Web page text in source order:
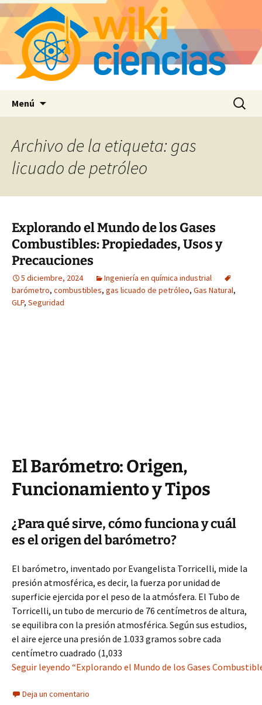
Menú Buscar:
Archivo de la etiqueta: gas
licuado de petróleo
Explorando el Mundo de los Gases
Combustibles: Propiedades, Usos y
Precauciones
5 diciembre, 2024
Ingeniería en química industrial
barómetro, combustibles, gas licuado de petróleo, Gas Natural,
GLP, Seguridad
El Barómetro: Origen,
Funcionamiento y Tipos
¿Para qué sirve, cómo funciona y cuál
es el origen del barómetro?
El barómetro, inventado por Evangelista Torricelli, mide la
presión atmosférica, es decir, la fuerza por unidad de
superficie ejercida por el peso de la atmósfera. El Tubo de
Torricelli, un tubo de mercurio de 76 centímetros de altura,
se equilibra con la presión atmosférica. Según sus estudios,
el aire ejerce una presión de 1.033 gramos sobre cada
centímetro cuadrado (1,033
Seguir leyendo “Explorando el Mundo de los Gases
Deja un comentario